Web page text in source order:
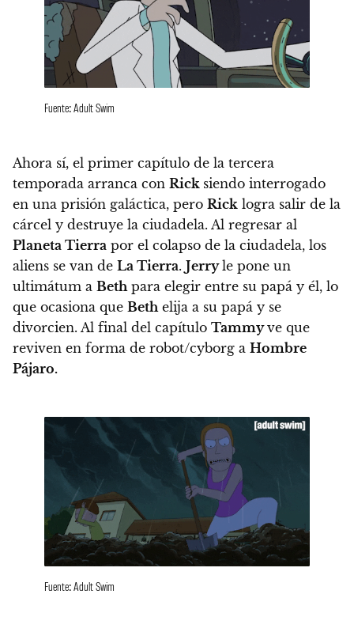
Fuente: Adult Swim
Ahora sí, el primer capítulo de la tercera
temporada arranca con Rick siendo interrogado
en una prisión galáctica, pero Rick logra salir de la
cárcel y destruye la ciudadela. Al regresar al
Planeta Tierra por el colapso de la ciudadela, los
aliens se van de La Tierra. Jerryle pone un
ultimátum a Bethpara elegir entre su papá y él, lo
que ocasiona que Bethelija a su papá y se
divorcien. Al final del capítulo Tammyve que
reviven en forma de robot/cyborg a Hombre
Pájaro.
Fuente: Adult Swim